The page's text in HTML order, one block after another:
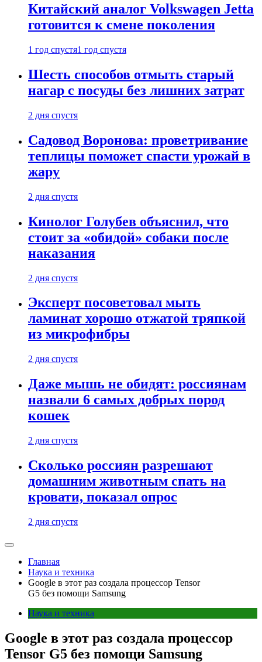
Китайский аналог Volkswagen Jetta
готовится к смене поколения
1 год спустя1 год спустя
Шесть способов отмыть старый
нагар с посуды без лишних затрат
2 дня спустя
Садовод Воронова: проветривание
теплицы поможет спасти урожай в
жару
2 дня спустя
Кинолог Голубев объяснил, что
стоит за «обидой» собаки после
наказания
2 дня спустя
Эксперт посоветовал мыть
ламинат хорошо отжатой тряпкой
из микрофибры
2 дня спустя
Даже мышь не обидят: россиянам
назвали 6 самых добрых пород
кошек
2 дня спустя
Сколько россиян разрешают
домашним животным спать на
кровати, показал опрос
2 дня спустя
Главная
Наука и техника
Google в этот раз создала процессор Tensor
G5 без помощи Samsung
Наука и техника
Google в этот раз создала процессор
Tensor G5 без помощи Samsung